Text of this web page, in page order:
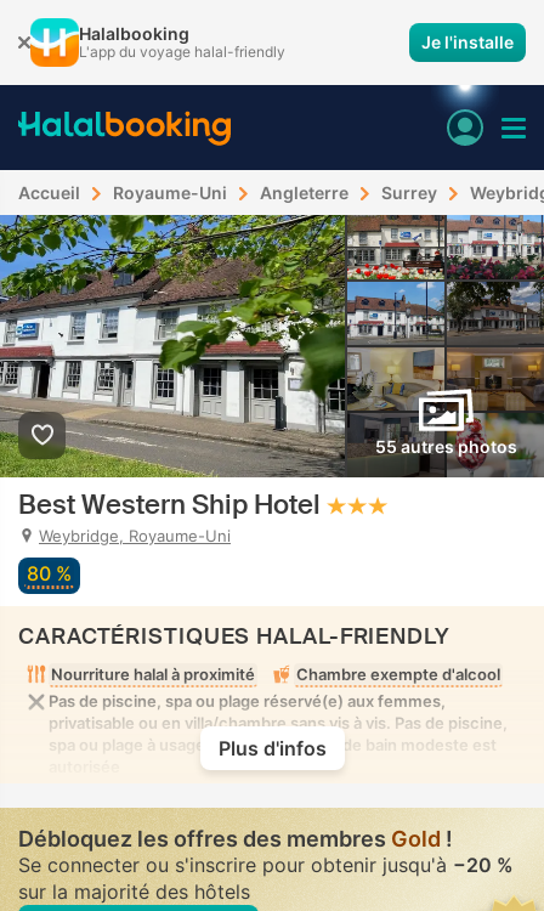
Halalbooking
L'app du voyage halal-friendly Je l'installe
Accueil Royaume-Uni Angleterre Surrey
55 autres photos
Best Western Ship Hotel
Weybridge, Royaume-Uni
80 %
CARACTÉRISTIQUES HALAL-FRIENDLY
Nourriture halal à proximité
Chambre exempte d'alcool
Pas de piscine, spa ou plage réservé(e) aux femmes,
privatisable ou en villa/chambre sans vis à vis. Pas de piscine,
spa ou plage à usage mixte où la tenue de bain modeste est
Plus d'infos
Débloquez les offres des membres Gold !
Se connecter ou s'inscrire pour obtenir jusqu'à −20 %
sur la majorité des hôtels